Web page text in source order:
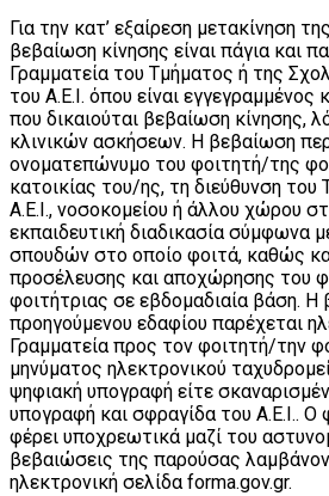
Για την κατ’ εξαίρεση μετακίνηση
βεβαίωση κίνησης είναι πάγια και
Γραμματεία του Τμήματος ή της
του Α.Ε.Ι. όπου είναι εγγεγραμμένος
που δικαιούται βεβαίωση κίνησης,
κλινικών ασκήσεων. Η βεβαίωση
ονοματεπώνυμο του φοιτητή/της
κατοικίας του/ης, τη διεύθυνση
Α.Ε.Ι., νοσοκομείου ή άλλου χώρου
εκπαιδευτική διαδικασία σύμφωνα
σπουδών στο οποίο φοιτά, καθώς
προσέλευσης και αποχώρησης του
φοιτήτριας σε εβδομαδιαία βάση. Η
προηγούμενου εδαφίου παρέχεται
Γραμματεία προς τον φοιτητή/την
μηνύματος ηλεκτρονικού
ψηφιακή υπογραφή είτε
υπογραφή και σφραγίδα του Α.Ε.Ι.. Ο
φέρει υποχρεωτικά μαζί του
βεβαιώσεις της παρούσας
ηλεκτρονική σελίδα forma.gov.gr.